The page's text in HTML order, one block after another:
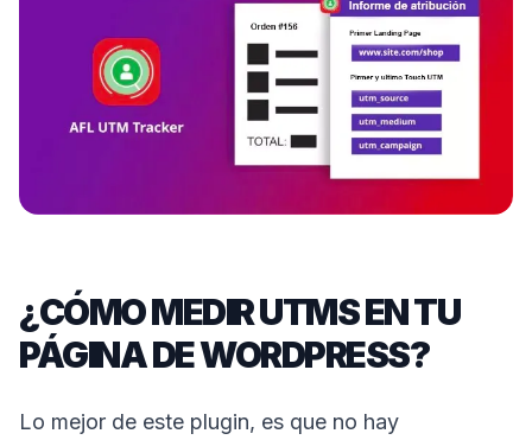
¿CÓMO MEDIR UTMS EN TU
PÁGINA DE WORDPRESS?
Lo mejor de este plugin, es que no hay